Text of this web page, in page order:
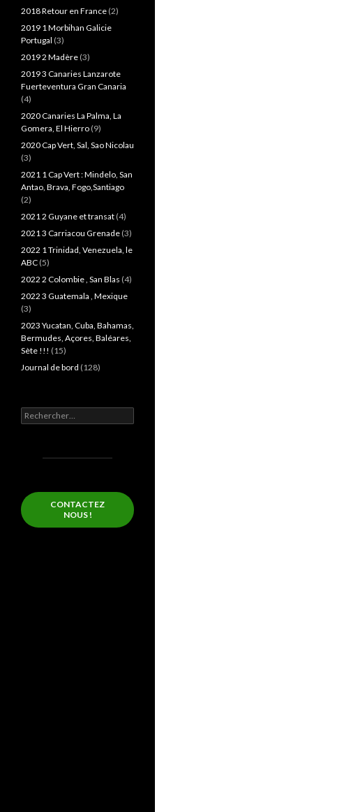
2018 Retour en France (2)
2019 1 Morbihan Galicie
Portugal (3)
2019 2 Madère (3)
2019 3 Canaries Lanzarote
Fuerteventura Gran Canaria
(4)
2020 Canaries La Palma, La
Gomera, El Hierro (9)
2020 Cap Vert, Sal, Sao Nicolau
(3)
2021 1 Cap Vert : Mindelo, San
Antao, Brava, Fogo,Santiago
(2)
2021 2 Guyane et transat (4)
2021 3 Carriacou Grenade (3)
2022 1 Trinidad, Venezuela, le
ABC (5)
2022 2 Colombie , San Blas (4)
2022 3 Guatemala , Mexique
(3)
2023 Yucatan, Cuba, Bahamas,
Bermudes, Açores, Baléares,
Sète !!! (15)
Journal de bord (128)
Rechercher :
CONTACTEZ
NOUS !